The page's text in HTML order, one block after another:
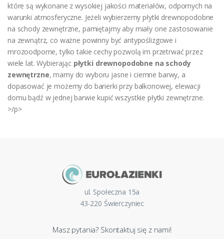
które są wykonane z wysokiej jakości materiałów, odpornych na
warunki atmosferyczne. Jeżeli wybierzemy płytki drewnopodobne
na schody zewnętrzne, pamiętajmy aby miały one zastosowanie
na zewnątrz, co ważne powinny być antypoślizgowe i
mrozoodporne, tylko takie cechy pozwolą im przetrwać przez
wiele lat. Wybierając płytki drewnopodobne na schody
zewnętrzne, mamy do wyboru jasne i ciemne barwy, a
dopasować je możemy do barierki przy balkonowej, elewacji
domu bądź w jednej barwie kupić wszystkie płytki zewnętrzne.
>/p>
ul. Społeczna 15a
43-220 Świerczyniec
Masz pytania? Skontaktuj się z nami!